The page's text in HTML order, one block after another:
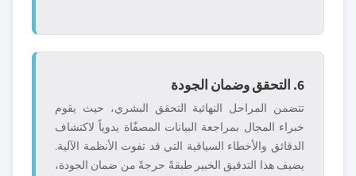
6. التحقق وضمان الجودة
تتضمن المراحل النهائية التحقق البشري، حيث يقوم
خبراء المجال بمراجعة البيانات المصفّاة يدوياً لاكتشاف
الدقائق والأخطاء السياقية التي قد تفوت الأنظمة الآلية.
يضيف هذا التدقيق الخبير طبقةً حرجةً من ضمان الجودة،